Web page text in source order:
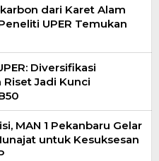
dari Karet Alam
UPER Temukan
Diversifikasi
Jadi Kunci
MAN 1 Pekanbaru Gelar
untuk Kesuksesan